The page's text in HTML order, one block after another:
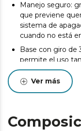
Manejo seguro:
que previene
sistema de
cuando no está
Base con giro de
permite el uso
Ver más